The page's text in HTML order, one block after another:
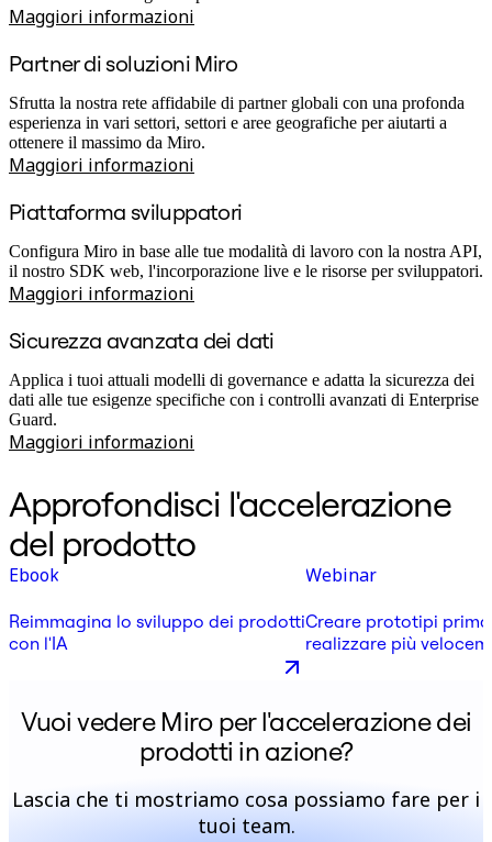
Maggiori informazioni
Partner di soluzioni Miro
Sfrutta la nostra rete affidabile di partner globali con una profonda
esperienza in vari settori, settori e aree geografiche per aiutarti a
ottenere il massimo da Miro.
Maggiori informazioni
Piattaforma sviluppatori
Configura Miro in base alle tue modalità di lavoro con la nostra API,
il nostro SDK web, l'incorporazione live e le risorse per sviluppatori.
Maggiori informazioni
Sicurezza avanzata dei dati
Applica i tuoi attuali modelli di governance e adatta la sicurezza dei
dati alle tue esigenze specifiche con i controlli avanzati di Enterprise
Guard.
Maggiori informazioni
Approfondisci l'accelerazione
del prodotto
Ebook
Reimmagina lo sviluppo dei prodotti
con l'IA
Webinar
Creare prototipi
realizzare più
Vuoi vedere Miro per l'accelerazione dei
prodotti in azione?
Lascia che ti mostriamo cosa possiamo fare per i
tuoi team.